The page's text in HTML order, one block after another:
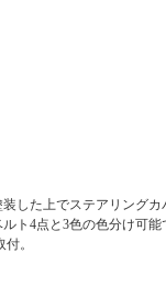
した上でステアリングカ
ト4点と3色の色分け可能
。